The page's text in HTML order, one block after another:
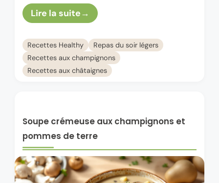
Lire la suite
Recettes Healthy
Repas du soir légers
Recettes aux champignons
Recettes aux châtaignes
Soupe crémeuse aux champignons et
pommes de terre